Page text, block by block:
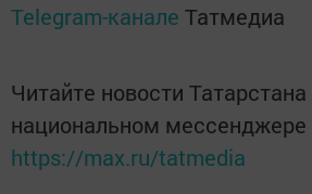
Telegram-канале Татмедиа
Читайте новости Татарстана
национальном
https://max.ru/tatmedia